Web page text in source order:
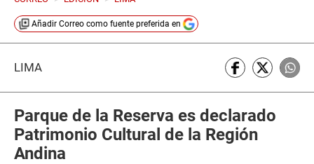
Añadir Correo como fuente preferida en
LIMA
Parque de la Reserva es declarado
Patrimonio Cultural de la Región
Andina